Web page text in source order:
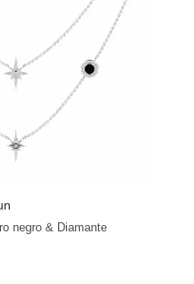
negro & Diamante